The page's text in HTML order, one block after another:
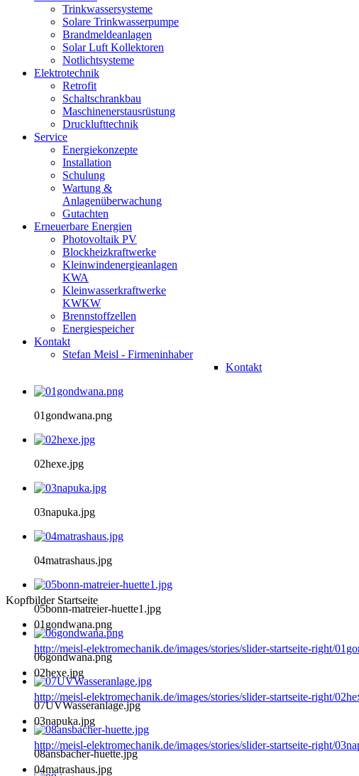
Trinkwassersysteme
Solare Trinkwasserpumpe
Brandmeldeanlagen
Solar Luft Kollektoren
Notlichtsysteme
Elektrotechnik
Retrofit
Schaltschrankbau
Maschinenerstausrüstung
Drucklufttechnik
Service
Energiekonzepte
Installation
Schulung
Wartung &
Anlagenüberwachung
Gutachten
Erneuerbare Energien
Photovoltaik PV
Blockheizkraftwerke
Kleinwindenergieanlagen
KWA
Kleinwasserkraftwerke
KWKW
Brennstoffzellen
Energiespeicher
Kontakt
Stefan Meisl - Firmeninhaber
Kontakt
01gondwana.png
02hexe.jpg
03napuka.jpg
04matrashaus.jpg
05bonn-matreier-huette1.jpg
06gondwana.png
07UVWasseranlage.jpg
08ansbacher-huette.jpg
Kopfbilder Startseite
01gondwana.png
http://meisl-elektromechanik.de/images/stories/slider-startseite-right/
02hexe.jpg
http://meisl-elektromechanik.de/images/stories/slider-startseite-right/
03napuka.jpg
http://meisl-elektromechanik.de/images/stories/slider-startseite-right/
04matrashaus.jpg